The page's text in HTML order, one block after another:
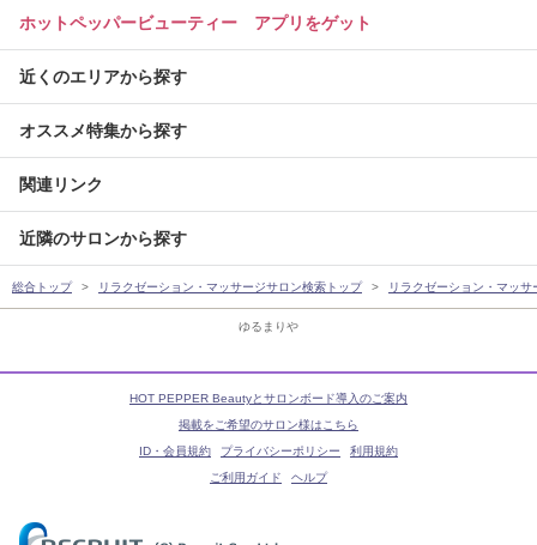
ゆるまりや
ホットペッパービューティー アプリをゲット
近くのエリアから探す
オススメ特集から探す
関連リンク
近隣のサロンから探す
総合トップ リラクゼーション・マッサージサロン検索トップ リラクゼーション・マッ
HOT PEPPER Beautyとサロンボード導入のご案内
掲載をご希望のサロン様はこちら
ID・会員規約
プライバシーポリシー
利用規約
ご利用ガイド
ヘルプ